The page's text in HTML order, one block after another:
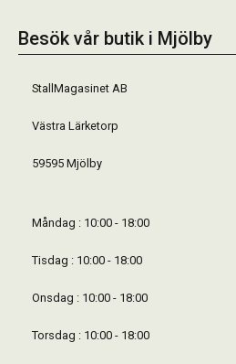
Besök vår butik i Mjölby
StallMagasinet AB
Västra Lärketorp
59595 Mjölby
Måndag : 10:00 - 18:00
Tisdag : 10:00 - 18:00
Onsdag : 10:00 - 18:00
Torsdag : 10:00 - 18:00